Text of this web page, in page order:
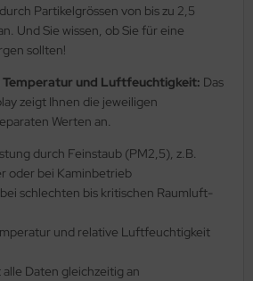
Partikelgrössen von bis zu 2,5
Und Sie wissen, ob Sie für eine
sollten!
und Luftfeuchtigkeit: Das
zeigt Ihnen die jeweiligen
Werten an.
durch Feinstaub (PM2,5), z.B.
oder bei Kaminbetrieb
schlechten bis kritischen Raumluft-
und relative Luftfeuchtigkeit
Daten gleichzeitig an